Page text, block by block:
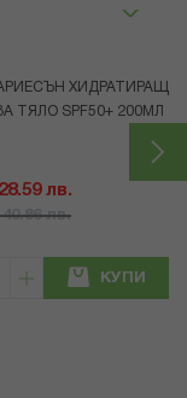
ХИДРАТИРАЩ
ТЯЛО SPF50+ 200МЛ
лв.
лв.
КУПИ